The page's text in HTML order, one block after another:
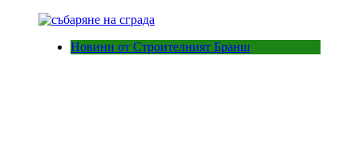
Новини от Строителният Бранш